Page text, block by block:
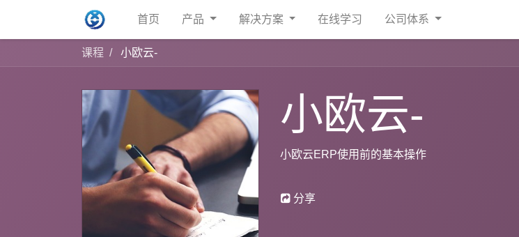
首页 产品 解决方案 在线学习 公司体系
课程 小欧云-
小欧云-
小欧云ERP使用前的基本操作
分享